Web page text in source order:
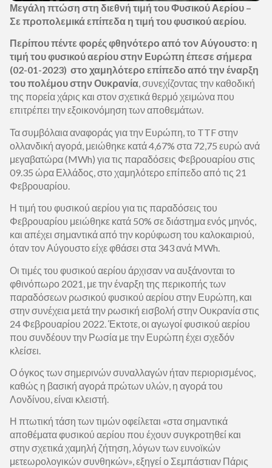
Μεγάλη πτώση στη διεθνή τιμή του Φυσικού Αερίου –
Σε προπολεμικά επίπεδα η τιμή του φυσικού αερίου.
Περίπου πέντε φορές φθηνότερο από τον Αύγουστο: η
τιμή του φυσικού αερίου στην Ευρώπη έπεσε σήμερα
(02-01-2023) στο χαμηλότερο επίπεδο από την έναρξη
του πολέμου στην Ουκρανία, συνεχίζοντας την καθοδική
της πορεία χάρις και στον σχετικά θερμό χειμώνα που
επιτρέπει την εξοικονόμηση των αποθεμάτων.
Τα συμβόλαια αναφοράς για την Ευρώπη, το TTF στην
ολλανδική αγορά, μειώθηκε κατά 4,67% στα 72,75 ευρώ ανά
μεγαβατώρα (MWh) για τις παραδόσεις Φεβρουαρίου στις
09.35 ώρα Ελλάδος, στο χαμηλότερο επίπεδο από τις 21
Φεβρουαρίου.
Η τιμή του φυσικού αερίου για τις παραδόσεις του
Φεβρουαρίου μειώθηκε κατά 50% σε διάστημα ενός μηνός,
και απέχει σημαντικά από την κορύφωση του καλοκαιριού,
όταν τον Αύγουστο είχε φθάσει στα 343 ανά MWh.
Οι τιμές του φυσικού αερίου άρχισαν να αυξάνονται το
φθινόπωρο 2021, με την έναρξη της περικοπής των
παραδόσεων ρωσικού φυσικού αερίου στην Ευρώπη, και
στην συνέχεια μετά την ρωσική εισβολή στην Ουκρανία στις
24 Φεβρουαρίου 2022. Έκτοτε, οι αγωγοί φυσικού αερίου
που συνδέουν την Ρωσία με την Ευρώπη έχει σχεδόν
κλείσει.
Ο όγκος των σημερινών συναλλαγών ήταν περιορισμένος,
καθώς η βασική αγορά πρώτων υλών, η αγορά του
Λονδίνου, είναι κλειστή.
Η πτωτική τάση των τιμών οφείλεται «στα σημαντικά
αποθέματα φυσικού αερίου που έχουν συγκροτηθεί και
στην σχετικά χαμηλή ζήτηση, λόγων των ευνοϊκών
μετεωρολογικών συνθηκών», εξηγεί ο Σεμπάστιαν Πάρις